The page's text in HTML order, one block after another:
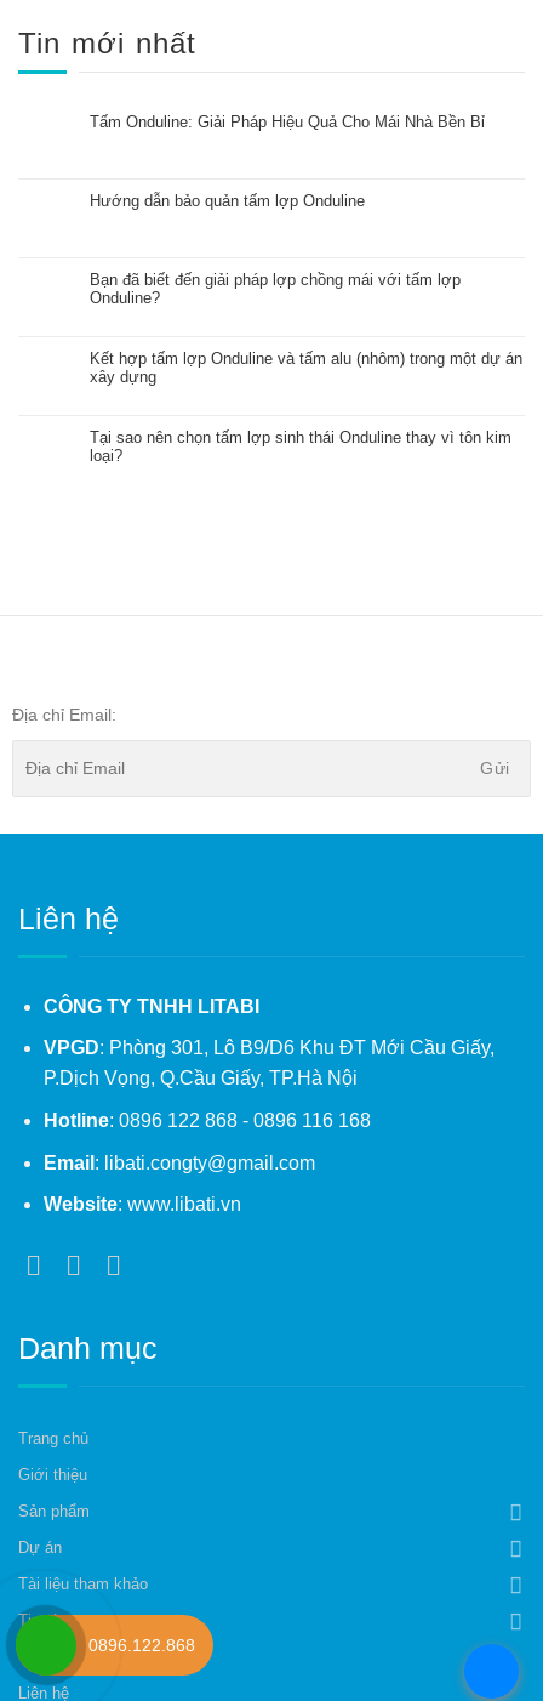
Tin mới nhất
Tấm Onduline: Giải Pháp Hiệu Quả Cho Mái Nhà Bền Bỉ
Hướng dẫn bảo quản tấm lợp Onduline
Bạn đã biết đến giải pháp lợp chồng mái với tấm lợp
Onduline?
Kết hợp tấm lợp Onduline và tấm alu (nhôm) trong một dự án
xây dựng
Tại sao nên chọn tấm lợp sinh thái Onduline thay vì tôn kim
loại?
Địa chỉ Email:
Liên hệ
CÔNG TY TNHH LITABI
VPGD: Phòng 301, Lô B9/D6 Khu ĐT Mới Cầu Giấy,
P.Dịch Vọng, Q.Cầu Giấy, TP.Hà Nội
Hotline: 0896 122 868 - 0896 116 168
Email : libati.congty@gmail.com
Website: www.libati.vn
Danh mục
Trang chủ
Giới thiệu
Sản phẩm
Dự án
Tài liệu tham khảo
Tin tức
Tuyển Dụng – Đại Lý
Liên hệ
0896.122.868